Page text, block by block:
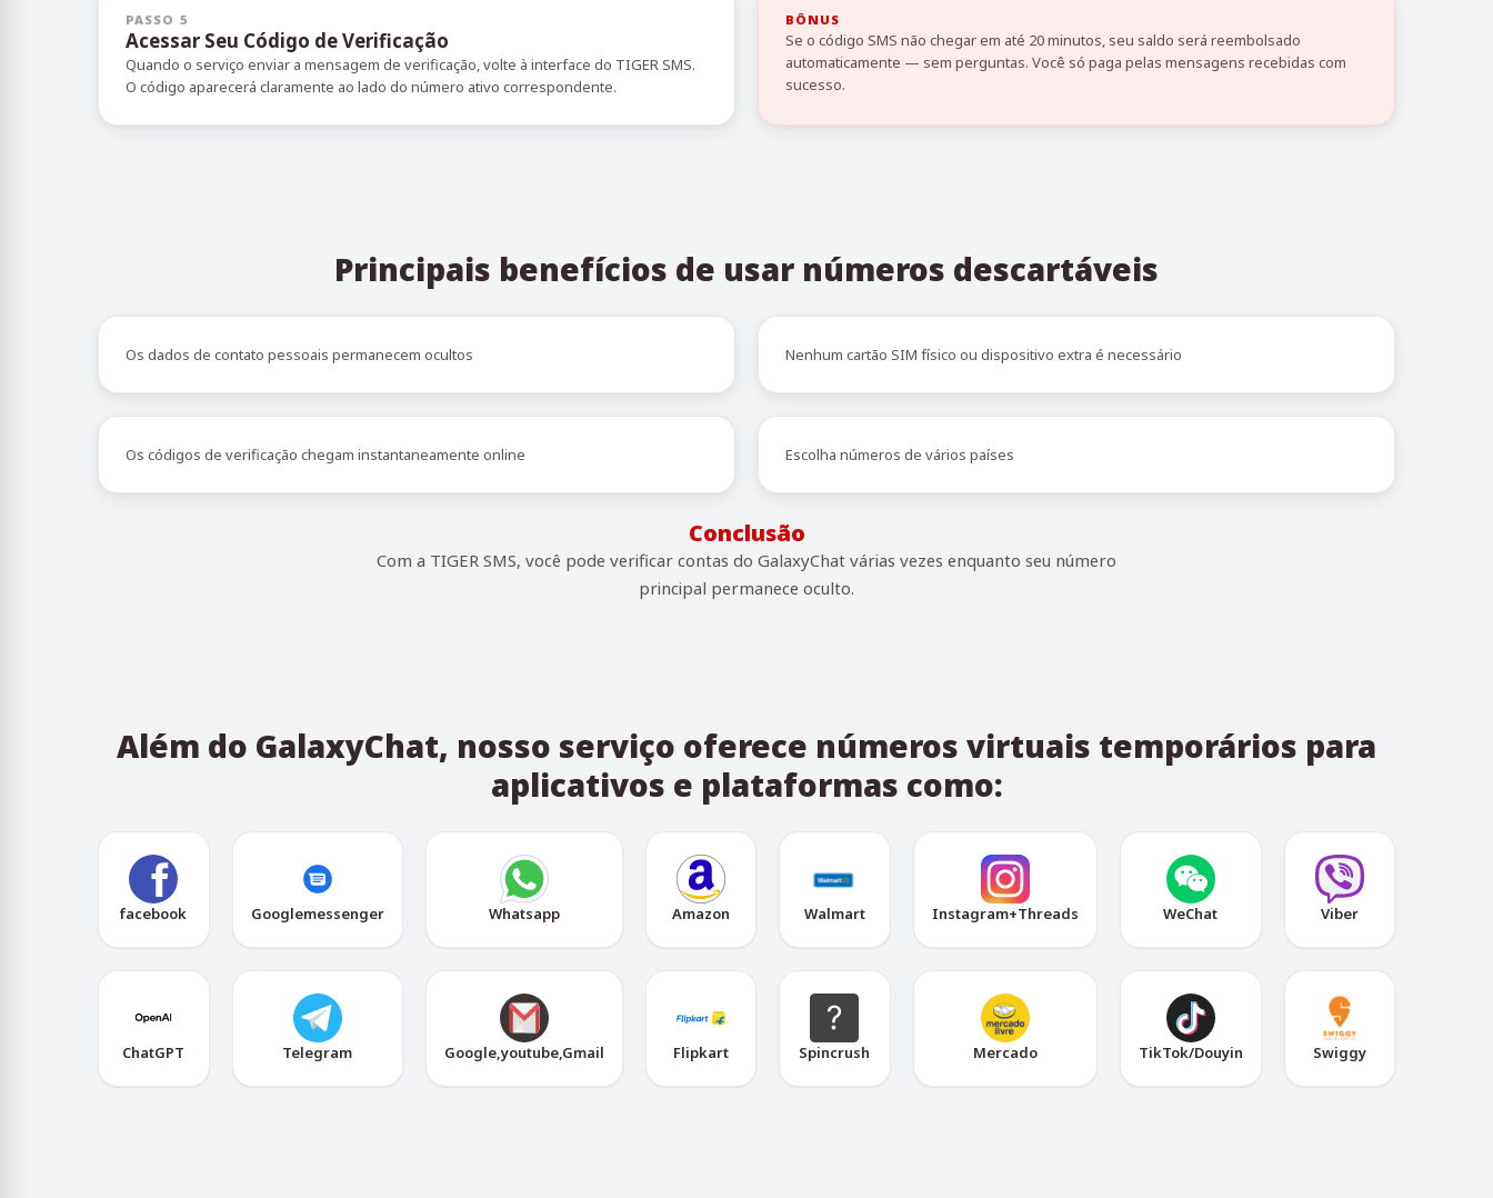
PASSO 5
Acessar Seu Código de Verificação
Quando o serviço enviar a mensagem de verificação, volte à interface do TIGER SMS.
O código aparecerá claramente ao lado do número ativo correspondente.
BÔNUS
Se o código SMS não chegar em até 20 minutos, seu saldo será reembolsado
automaticamente — sem perguntas. Você só paga pelas mensagens recebidas com
sucesso.
Principais benefícios de usar números descartáveis
Os dados de contato pessoais permanecem ocultos Nenhum cartão SIM físico ou dispositivo extra é necessário
Os códigos de verificação chegam instantaneamente online Escolha números de vários países
Conclusão
Com a TIGER SMS, você pode verificar contas do GalaxyChat várias vezes enquanto seu número
principal permanece oculto.
Além do GalaxyChat, nosso serviço oferece números virtuais temporários para
aplicativos e plataformas como:
facebook Googlemessenger Whatsapp Amazon Walmart Instagram+Threads WeChat Viber
ChatGPT Telegram Google,youtube,Gmail Flipkart Spincrush Mercado TikTok/Douyin Swiggy